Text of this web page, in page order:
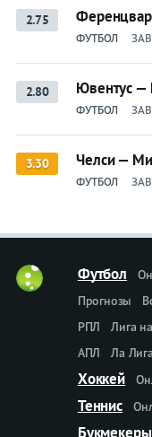
2.75
ФУТБОЛ
2.80 Ювентус —
ФУТБОЛ
3.30 Челси —
ФУТБОЛ
Футбол
Прогнозы
РПЛ
Лига
АПЛ
Ла Лига
Хоккей
Теннис
Букмекеры